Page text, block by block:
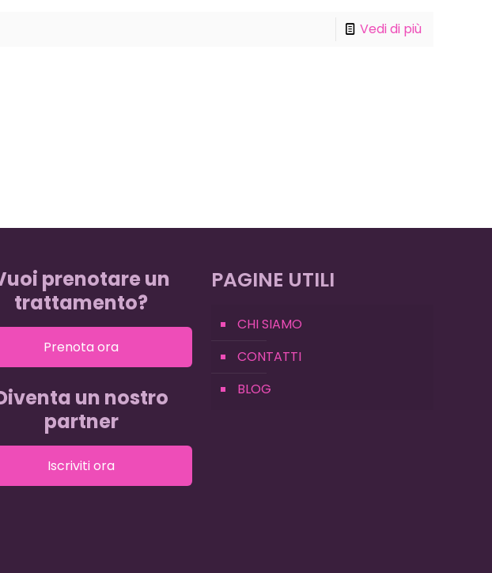
Vedi di più
prenotare un
trattamento?
Prenota ora
un nostro
partner
Iscriviti ora
PAGINE UTILI
CHI SIAMO
CONTATTI
BLOG